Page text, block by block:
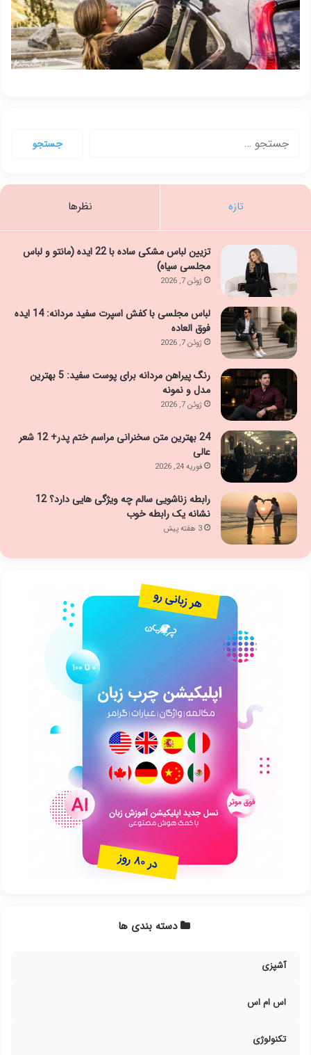
تازه نظرها
تزیین لباس مشکی ساده با 22 ایده (مانتو و لباس
مجلسی سیاه)
ژوئن 7, 2026
لباس مجلسی با کفش اسپرت سفید مردانه: 14 ایده
فوق العاده
ژوئن 7, 2026
رنگ پیراهن مردانه برای پوست سفید: 5 بهترین
مدل و نمونه
ژوئن 7, 2026
24 بهترین متن سخنرانی مراسم ختم پدر+ 12 شعر
عالی
فوریه 24, 2026
رابطه زناشویی سالم چه ویژگی هایی دارد؟ 12
نشانه یک رابطه خوب
3 هفته پیش
دسته بندی ها
آشپزی
اس ام اس
تکنولوژی